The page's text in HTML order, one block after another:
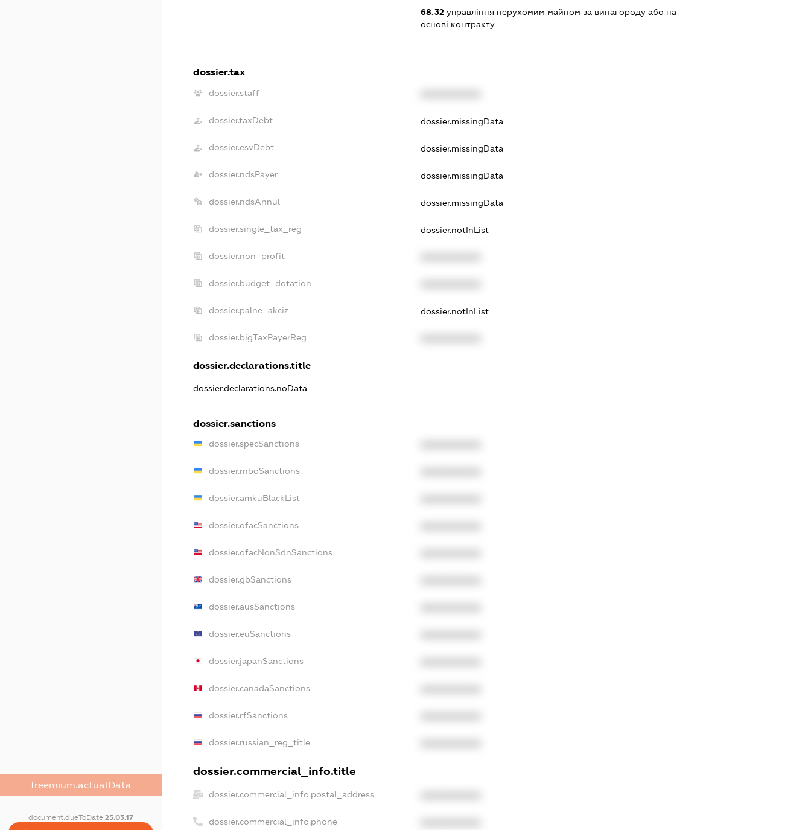
freemium.actualData
document.dueToDate25.03.17
68.32 управління нерухомим майном за винагороду або на
основі контракту
dossier.tax
dossier.staff
dossier.taxDebt dossier.missingData
dossier.esvDebt dossier.missingData
dossier.ndsPayer dossier.missingData
dossier.ndsAnnul dossier.missingData
dossier.single_tax_reg dossier.notInList
dossier.non_profit
dossier.budget_dotation
dossier.palne_akciz dossier.notInList
dossier.bigTaxPayerReg
dossier.declarations.title
dossier.declarations.noData
dossier.sanctions
dossier.specSanctions
dossier.rnboSanctions
dossier.amkuBlackList
dossier.ofacSanctions
dossier.ofacNonSdnSanctions
dossier.gbSanctions
dossier.ausSanctions
dossier.euSanctions
dossier.japanSanctions
dossier.canadaSanctions
dossier.rfSanctions
dossier.russian_reg_title
dossier.commercial_info.title
dossier.commercial_info.postal_address
dossier.commercial_info.phone